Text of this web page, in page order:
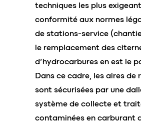
techniques les plus
conformité aux normes
de stations-service
le remplacement des
d’hydrocarbures en est le
Dans ce cadre, les aires
sont sécurisées par une
système de collecte et
contaminées en carburant